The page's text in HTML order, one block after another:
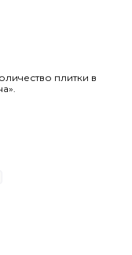
плитки в